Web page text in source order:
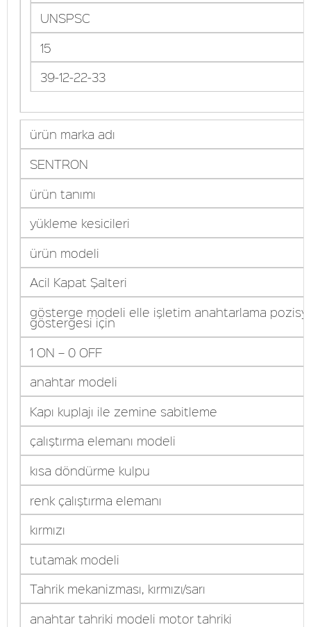
UNSPSC
15
39-12-22-33
ürün marka adı
SENTRON
ürün tanımı
yükleme kesicileri
ürün modeli
Acil Kapat Şalteri
gösterge modeli elle işletim anahtarlama
göstergesi için
1 ON – 0 OFF
anahtar modeli
Kapı kuplajı ile zemine sabitleme
çalıştırma elemanı modeli
kısa döndürme kulpu
renk çalıştırma elemanı
kırmızı
tutamak modeli
Tahrik mekanizması, kırmızı/sarı
anahtar tahriki modeli motor tahriki